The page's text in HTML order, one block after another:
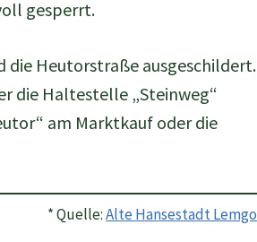
gesperrt.
die Heutorstraße ausgeschildert.
die Haltestelle „Steinweg“
am Marktkauf oder die
* Quelle:Alte Hansestadt Lemgo